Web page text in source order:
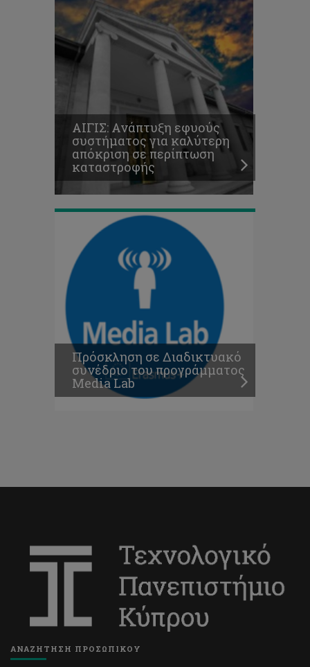
AΙΓΙΣ: Ανάπτυξη εφυούς
συστήματος για καλύτερη
απόκριση σε περίπτωση
καταστροφής
Πρόσκληση
Διαδικτυακό
συνέδριο
του
προγράμματος
Media
Lab
Πρόσκληση σε Διαδικτυακό
συνέδριο του προγράμματος
Media Lab
ΑΝΑΖΗΤΗΣΗ ΠΡΟΣΩΠΙΚΟΥ